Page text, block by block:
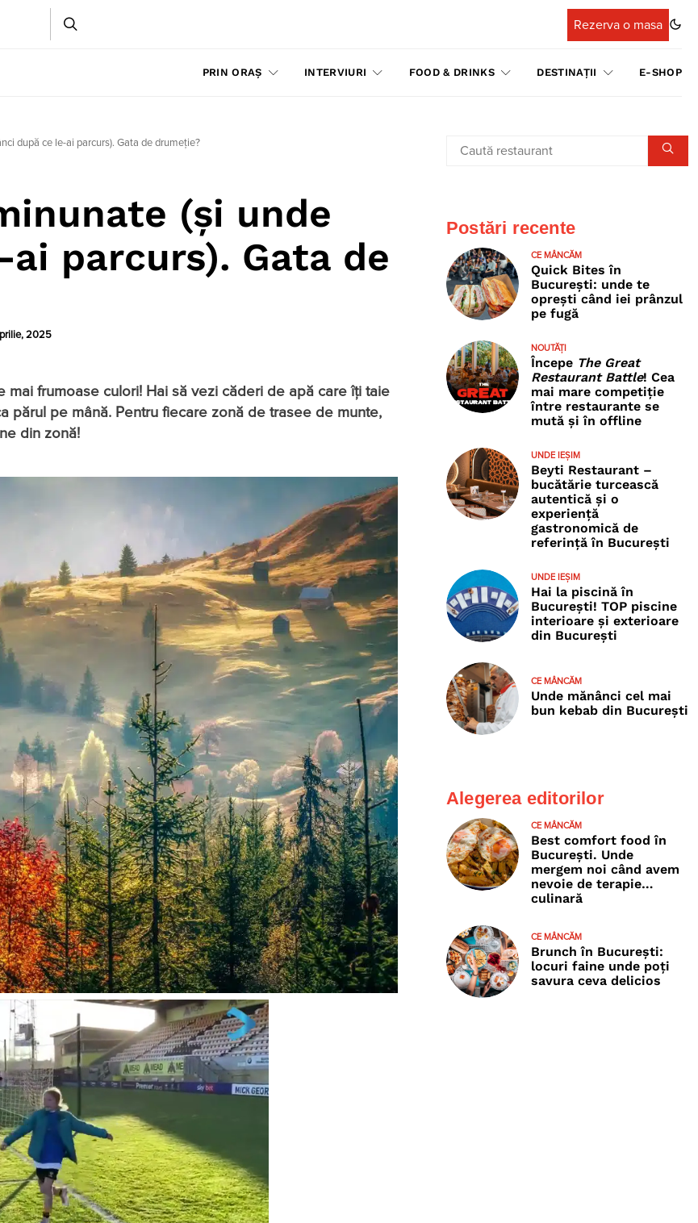
Rezerva o masa
PRIN ORAȘ INTERVIURI FOOD & DRINKS DESTINAȚII E-SHOP
după ce le-ai parcurs). Gata de drumeție?
(și unde
parcurs). Gata de
2025
frumoase culori! Hai să vezi căderi de apă care îți taie
părul pe mână. Pentru fiecare zonă de trasee de munte,
din zonă!
Postări recente
CE MÂNCĂM
Quick Bites în
București: unde te
oprești când iei prânzul
pe fugă
NOUTĂȚI
Începe The Great
Restaurant Battle! Cea
mai mare competiție
între restaurante se
mută și în offline
UNDE IEȘIM
Beyti Restaurant –
bucătărie turcească
autentică și o
experiență
gastronomică de
referință în București
UNDE IEȘIM
Hai la piscină în
București! TOP piscine
interioare și exterioare
din București
CE MÂNCĂM
Unde mănânci cel mai
bun kebab din București
Alegerea editorilor
CE MÂNCĂM
Best comfort food în
București. Unde
mergem noi când avem
nevoie de terapie…
culinară
CE MÂNCĂM
Brunch în București:
locuri faine unde poţi
savura ceva delicios